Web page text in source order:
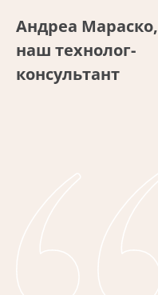
Андреа Мараско,
наш технолог-
консультант